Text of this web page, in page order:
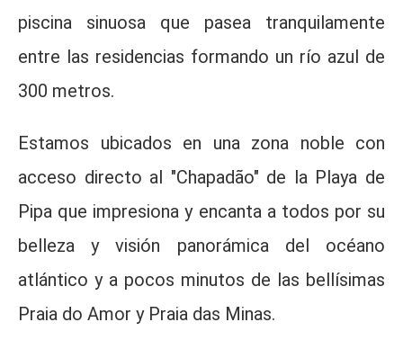
piscina sinuosa que pasea tranquilamente
entre las residencias formando un río azul de
300 metros.
Estamos ubicados en una zona noble con
acceso directo al "Chapadão" de la Playa de
Pipa que impresiona y encanta a todos por su
belleza y visión panorámica del océano
atlántico y a pocos minutos de las bellísimas
Praia do Amor y Praia das Minas.